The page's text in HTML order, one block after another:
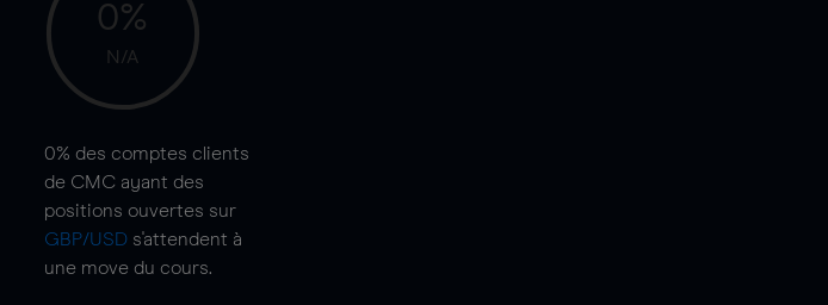
0%
N/A
0% des comptes clients
de CMC ayant des
positions ouvertes sur
GBP/USDs'attendent à
une move du cours.